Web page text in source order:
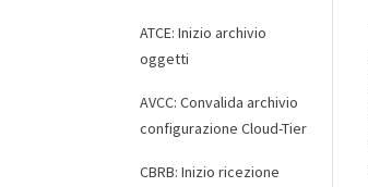
ATCE: Inizio archivio
oggetti
AVCC: Convalida archivio
configurazione Cloud-Tier
CBRB: Inizio ricezione